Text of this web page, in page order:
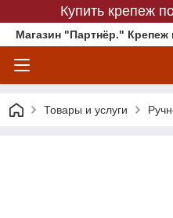
Купить крепеж
Магазин "Партнёр." Крепеж
Товары и услуги